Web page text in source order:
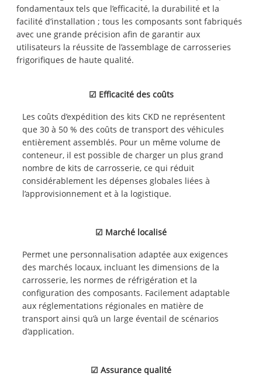
fondamentaux tels que l’efficacité, la durabilité et la
facilité d’installation ; tous les composants sont fabriqués
avec une grande précision afin de garantir aux
utilisateurs la réussite de l’assemblage de carrosseries
frigorifiques de haute qualité.
☑ Efficacité des coûts
Les coûts d’expédition des kits CKD ne représentent
que 30 à 50 % des coûts de transport des véhicules
entièrement assemblés. Pour un même volume de
conteneur, il est possible de charger un plus grand
nombre de kits de carrosserie, ce qui réduit
considérablement les dépenses globales liées à
l’approvisionnement et à la logistique.
☑ Marché localisé
Permet une personnalisation adaptée aux exigences
des marchés locaux, incluant les dimensions de la
carrosserie, les normes de réfrigération et la
configuration des composants. Facilement adaptable
aux réglementations régionales en matière de
transport ainsi qu’à un large éventail de scénarios
d’application.
☑ Assurance qualité